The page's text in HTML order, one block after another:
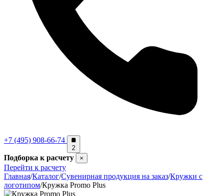
+7 (495) 908-66-74
2
Подборка к расчету ×
Перейти к расчету
Главная/Каталог/Сувенирная продукция на заказ/Кружки с
логотипом/Кружка Promo Plus